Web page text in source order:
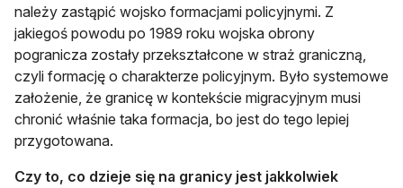
należy zastąpić wojsko formacjami policyjnymi. Z
jakiegoś powodu po 1989 roku wojska obrony
pogranicza zostały przekształcone w straż graniczną,
czyli formację o charakterze policyjnym. Było systemowe
założenie, że granicę w kontekście migracyjnym musi
chronić właśnie taka formacja, bo jest do tego lepiej
przygotowana.
Czy to, co dzieje się na granicy jest jakkolwiek